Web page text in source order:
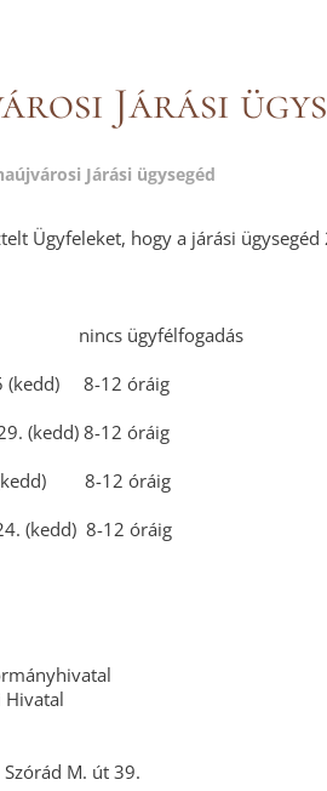
Járási
Járási ügysegéd
Ügyfeleket, hogy a járási
ügyfélfogadás
(kedd) 8-12 óráig
(kedd) 8-12 óráig
(kedd) 8-12 óráig
(kedd) 8-12 óráig
Hivatal
M. út 39.